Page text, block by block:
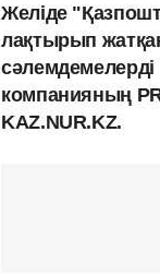
Желіде
лақтырып
компанияның
KAZ.NUR.KZ.